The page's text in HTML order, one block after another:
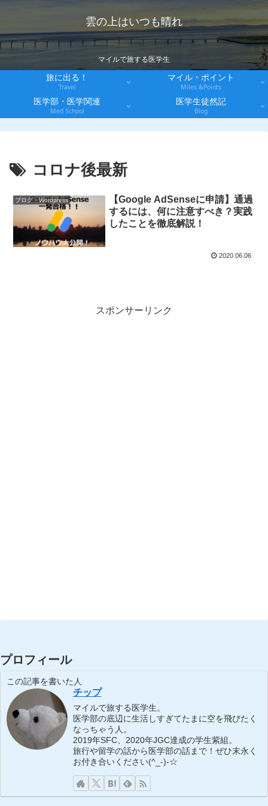
雲の上はいつも晴れ
マイルで旅する医学生
旅に出る！
Travel
マイル・ポイント
Miles &Points
医学部・医学関連
Med School
医学生徒然記
Blog
コロナ後最新
ブログ・Wordpress
【Google AdSenseに申請】通過
するには、何に注意すべき？実践
したことを徹底解説！
2020.06.06
スポンサーリンク
プロフィール
この記事を書いた人
チップ
マイルで旅する医学生。
医学部の底辺に生活しすぎてたまに空を飛びたく
なっちゃう人。
2019年SFC、2020年JGC達成の学生紫組。
旅行や留学の話から医学部の話まで！ぜひ末永く
お付き合いください(^_-)-☆